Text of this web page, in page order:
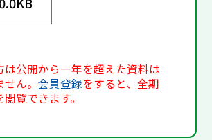
は公開から一年を超えた資料は
せん。会員登録をすると、全期
覧できます。